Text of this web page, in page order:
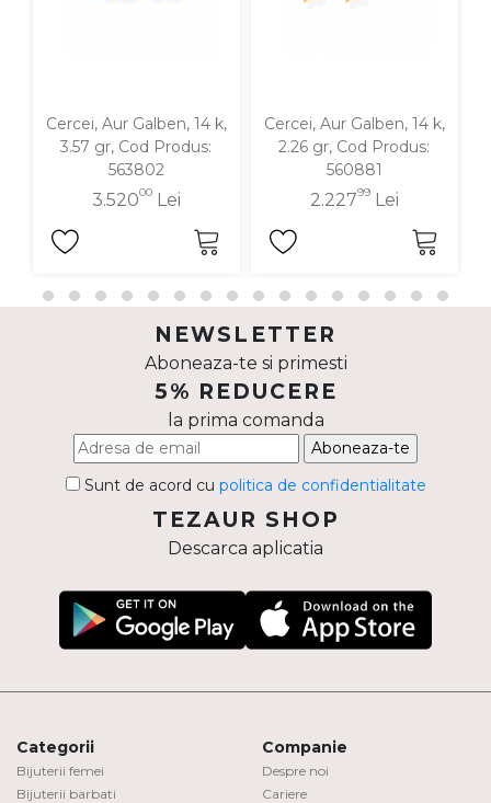
Cercei, Aur Galben, 14 k,
3.57 gr, Cod Produs:
563802
3.52000Lei
Cercei, Aur Galben, 14 k,
2.26 gr, Cod Produs:
560881
2.22799Lei
NEWSLETTER
Aboneaza-te si primesti
5% REDUCERE
la prima comanda
Aboneaza-te
Sunt de acord cu politica de confidentialitate
TEZAUR SHOP
Descarca aplicatia
Categorii
Bijuterii femei
Bijuterii barbati
Companie
Despre noi
Cariere